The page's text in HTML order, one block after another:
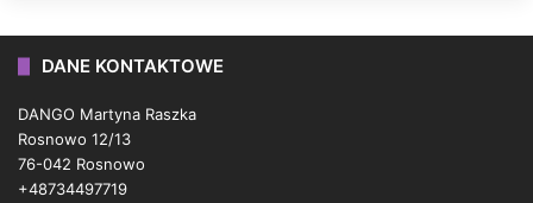
DANE KONTAKTOWE
DANGO Martyna Raszka
Rosnowo 12/13
76-042 Rosnowo
+48734497719